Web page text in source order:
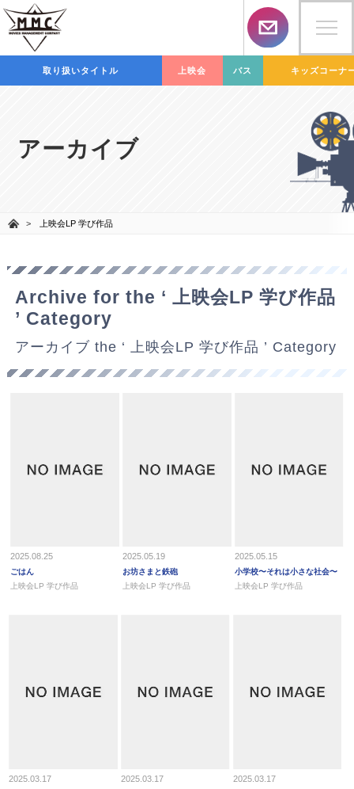
取り扱いタイトル 上映会 バス キッズコーナ
アーカイブ
上映会LP 学び作品
Archive for the ‘ 上映会LP 学び作品
’ Category
アーカイブ the ‘ 上映会LP 学び作品 ’ Category
2025.08.25
ごはん
上映会LP 学び作品
2025.05.19
お坊さまと鉄砲
上映会LP 学び作品
2025.05.15
⼩学校〜それは⼩さな社会〜
上映会LP 学び作品
2025.03.17 2025.03.17 2025.03.17